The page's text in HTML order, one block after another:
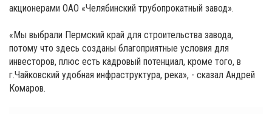
акционерами ОАО «Челябинский трубопрокатный завод».
«Мы выбрали Пермский край для строительства завода,
потому что здесь созданы благоприятные условия для
инвесторов, плюс есть кадровый потенциал, кроме того, в
г.Чайковский удобная инфраструктура, река», - сказал Андрей
Комаров.